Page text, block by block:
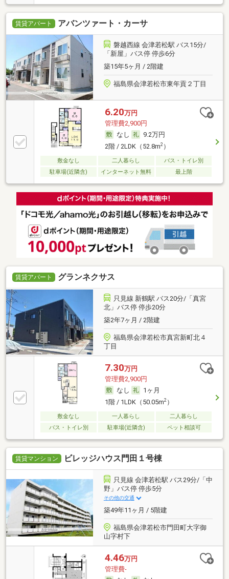
賃貸アパート アバンツァート・カーサ
磐越西線 会津若松駅 バス15分/
「新屋」バス停 停歩6分
築15年5ヶ月 / 2階建
福島県会津若松市東年貢２丁目
6.20万円
管理費2,900円
なし
9.2万円
2階 / 2LDK（52.8m2）
敷金なし 二人暮らし
バス・トイレ別
駐車場(近隣含)
インターネット無料 最上階
賃貸アパート グランネクサス
只見線 新鶴駅 バス20分/「真宮
北」バス停 停歩20分
築2年7ヶ月 / 2階建
福島県会津若松市真宮新町北４
丁目
7.30万円
管理費2,900円
なし
1ヶ月
1階 / 1LDK（50.05m2）
敷金なし 一人暮らし
二人暮らし
バス・トイレ別
駐車場(近隣含) ペット相談可
賃貸マンション ビレッジハウス門田１号棟
只見線 会津若松駅 バス29分/「中
野」バス停 停歩5分
その他の交通
築49年11ヶ月 / 5階建
福島県会津若松市門田町大字御
山字村下
4.46万円
管理費-